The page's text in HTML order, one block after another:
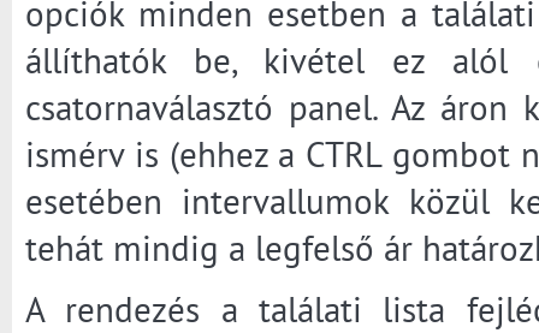
opciók minden esetben a
állíthatók be, kivétel ez alól
csatornaválasztó panel. Az
ismérv is (ehhez a CTRL gombot
esetében intervallumok közül
tehát mindig a legfelső ár
A rendezés a találati lista